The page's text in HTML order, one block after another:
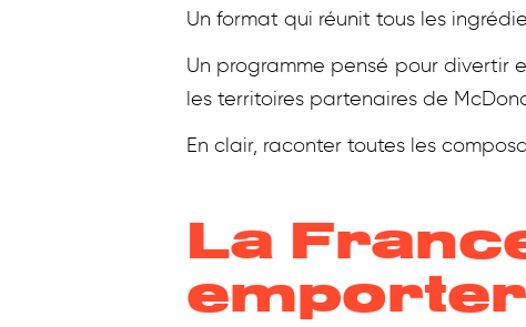
Un format qui réunit tous les
Un programme pensé pour divertir
les territoires partenaires de
En clair, raconter toutes les
La